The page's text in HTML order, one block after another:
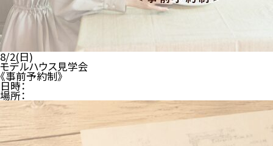
8/2(日)
モデルハウス見学会
《事前予約制》
日時：
場所：